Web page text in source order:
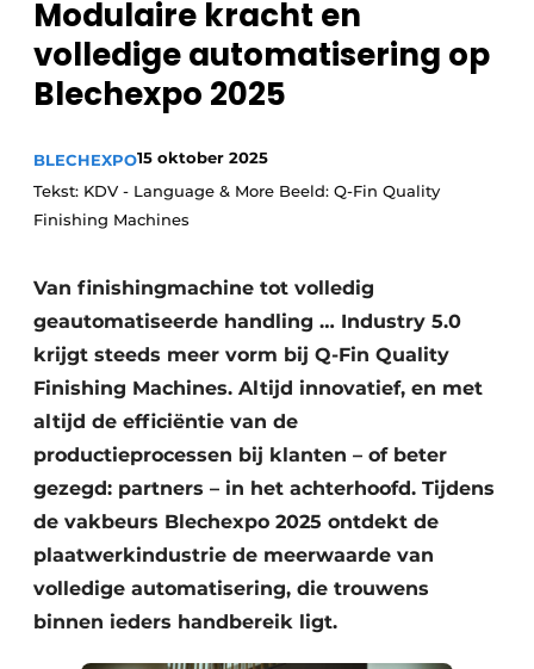
Vacature aanmelden
Vacatures
Video’s
Modulaire kracht en
volledige automatisering op
Blechexpo 2025
BLECHEXPO15 oktober 2025
Tekst: KDV - Language & More Beeld: Q-Fin Quality
Finishing Machines
Van finishingmachine tot volledig
geautomatiseerde handling … Industry 5.0
krijgt steeds meer vorm bij Q-Fin Quality
Finishing Machines. Altijd innovatief, en met
altijd de efficiëntie van de
productieprocessen bij klanten – of beter
gezegd: partners – in het achterhoofd. Tijdens
de vakbeurs Blechexpo 2025 ontdekt de
plaatwerkindustrie de meerwaarde van
volledige automatisering, die trouwens
binnen ieders handbereik ligt.